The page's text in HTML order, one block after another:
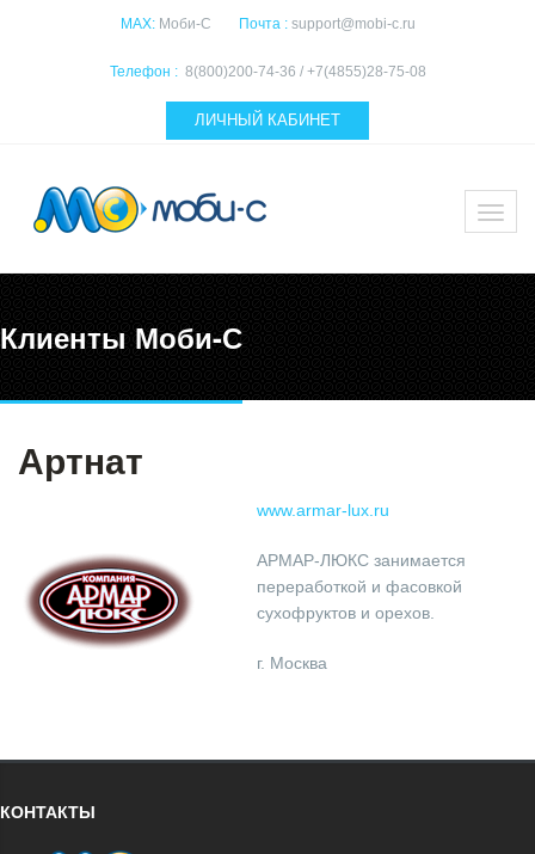
MAX: Моби-С Почта : support@mobi-c.ru
Телефон : 8(800)200-74-36 / +7(4855)28-75-08
ЛИЧНЫЙ КАБИНЕТ
Клиенты Моби-С
Артнат
www.armar-lux.ru
АРМАР-ЛЮКС занимается
переработкой и фасовкой
сухофруктов и орехов.
г. Москва
КОНТАКТЫ